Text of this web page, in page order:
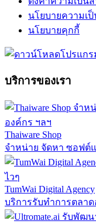
นโยบายความเ
นโยบายคุกกี้
บริการของเรา
Thaiware Shop
จำหน่าย จัดหา ซอฟต์
TumWai Digital Agency
บริการรับทำการตลา